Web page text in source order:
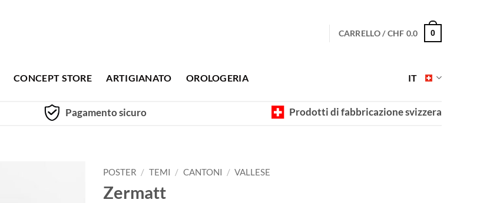
CARRELLO /CHF 0.0 0
CONCEPT STORE ARTIGIANATO OROLOGERIA IT
Pagamento sicuro Prodotti di fabbricazione svizzera
POSTER / TEMI / CANTONI / VALLESE
Zermatt